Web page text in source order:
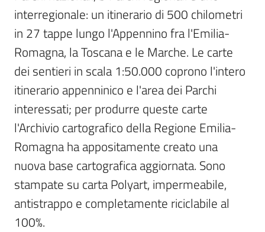
interregionale: un itinerario di 500 chilometri
in 27 tappe lungo l'Appennino fra l'Emilia-
Romagna, la Toscana e le Marche. Le carte
dei sentieri in scala 1:50.000 coprono l'intero
itinerario appenninico e l'area dei Parchi
interessati; per produrre queste carte
l'Archivio cartografico della Regione Emilia-
Romagna ha appositamente creato una
nuova base cartografica aggiornata. Sono
stampate su carta Polyart, impermeabile,
antistrappo e completamente riciclabile al
100%.